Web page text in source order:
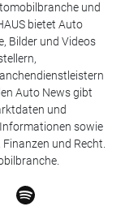
und
bietet Auto
Bilder und Videos
Auto News gibt
und
sowie
und Recht.